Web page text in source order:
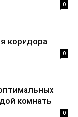
0
коридора
0
комнаты
0